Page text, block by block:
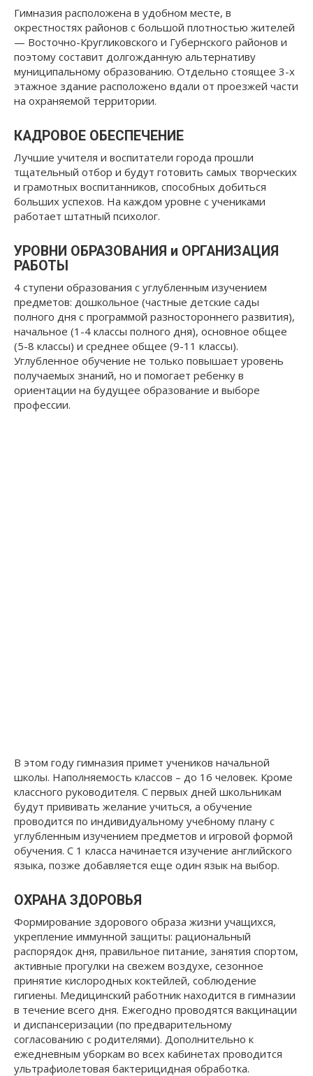
Гимназия расположена в удобном месте, в
окрестностях районов с большой плотностью жителей
— Восточно-Кругликовского и Губернского районов и
поэтому составит долгожданную альтернативу
муниципальному образованию. Отдельно стоящее 3-х
этажное здание расположено вдали от проезжей части
на охраняемой территории.
КАДРОВОЕ ОБЕСПЕЧЕНИЕ
Лучшие учителя и воспитатели города прошли
тщательный отбор и будут готовить самых творческих
и грамотных воспитанников, способных добиться
больших успехов. На каждом уровне с учениками
работает штатный психолог.
УРОВНИ ОБРАЗОВАНИЯ и ОРГАНИЗАЦИЯ
РАБОТЫ
4 ступени образования с углубленным изучением
предметов: дошкольное (частные детские сады
полного дня с программой разностороннего развития),
начальное (1-4 классы полного дня), основное общее
(5-8 классы) и среднее общее (9-11 классы).
Углубленное обучение не только повышает уровень
получаемых знаний, но и помогает ребенку в
ориентации на будущее образование и выборе
профессии.
В этом году гимназия примет учеников начальной
школы. Наполняемость классов – до 16 человек. Кроме
классного руководителя. С первых дней школьникам
будут прививать желание учиться, а обучение
проводится по индивидуальному учебному плану с
углубленным изучением предметов и игровой формой
обучения. С 1 класса начинается изучение английского
языка, позже добавляется еще один язык на выбор.
ОХРАНА ЗДОРОВЬЯ
Формирование здорового образа жизни учащихся,
укрепление иммунной защиты: рациональный
распорядок дня, правильное питание, занятия спортом,
активные прогулки на свежем воздухе, сезонное
принятие кислородных коктейлей, соблюдение
гигиены. Медицинский работник находится в гимназии
в течение всего дня. Ежегодно проводятся вакцинации
и диспансеризации (по предварительному
согласованию с родителями). Дополнительно к
ежедневным уборкам во всех кабинетах проводится
ультрафиолетовая бактерицидная обработка.